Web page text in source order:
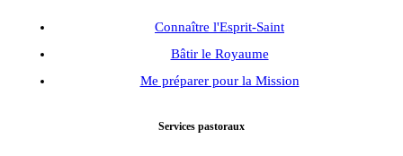
Connaître l'Esprit-Saint
Bâtir le Royaume
Me préparer pour la Mission
Services pastoraux